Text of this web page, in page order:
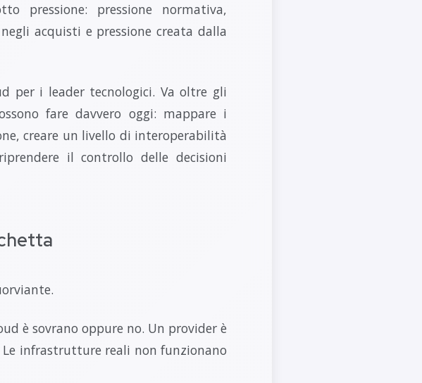
pressione: pressione normativa,
acquisti e pressione creata dalla
per i leader tecnologici. Va oltre gli
fare davvero oggi: mappare i
creare un livello di interoperabilità
il controllo delle decisioni
è sovrano oppure no. Un provider è
infrastrutture reali non funzionano